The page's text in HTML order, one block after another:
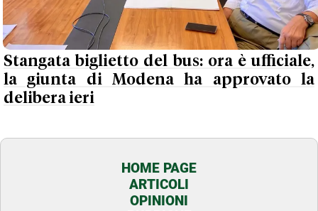
Stangata biglietto del bus: ora è ufficiale,
la giunta di Modena ha approvato la
delibera ieri
HOME PAGE
ARTICOLI
OPINIONI